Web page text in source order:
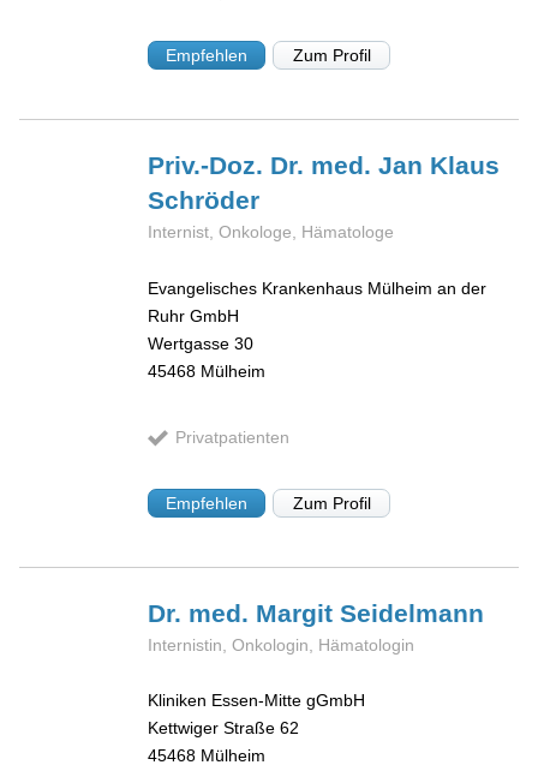
Empfehlen Zum Profil
Priv.-Doz. Dr. med. Jan Klaus
Schröder
Internist, Onkologe, Hämatologe
Evangelisches Krankenhaus Mülheim an der
Ruhr GmbH
Wertgasse 30
45468 Mülheim
Privatpatienten
Empfehlen Zum Profil
Dr. med. MargitSeidelmann
Internistin, Onkologin, Hämatologin
Kliniken Essen-Mitte gGmbH
Kettwiger Straße 62
45468 Mülheim